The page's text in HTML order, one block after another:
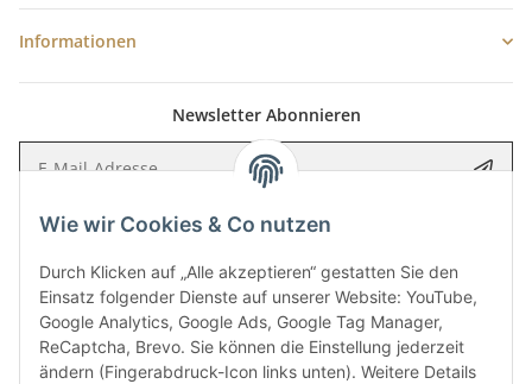
Wie wir Cookies & Co nutzen
Durch Klicken auf „Alle akzeptieren“ gestatten Sie den
Einsatz folgender Dienste auf unserer Website: YouTube,
Google Analytics, Google Ads, Google Tag Manager,
ReCaptcha, Brevo. Sie können die Einstellung jederzeit
ändern (Fingerabdruck-Icon links unten). Weitere Details
Informationen
Newsletter Abonnieren
Bitte senden Sie mir entsprechend IhrerDatenschutzerklärung
Mail zu.
Newsletter abonnieren und5 €Rabatt-Guschein erhalten.
Für Ihren nächsten Einkauf in unserem WOODResin-Shop.